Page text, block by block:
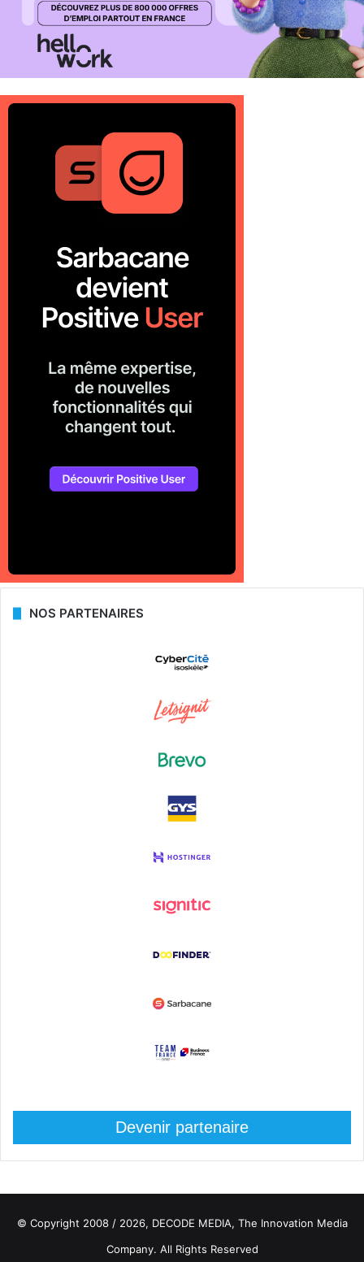
NOS PARTENAIRES
Devenir partenaire
© Copyright 2008 / 2026, DECODE MEDIA, The Innovation Media
Company. All Rights Reserved